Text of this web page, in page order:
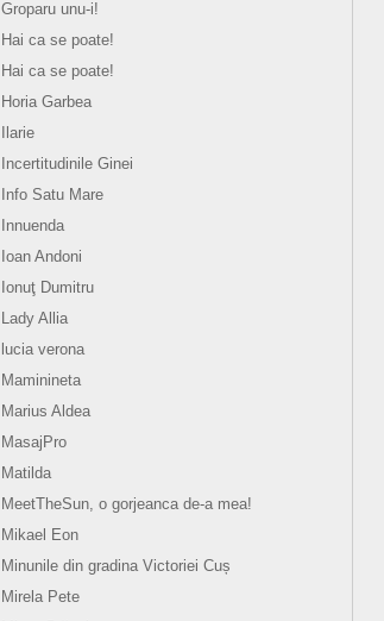
Groparu unu-i!
Hai ca se poate!
Hai ca se poate!
Horia Garbea
Ilarie
Incertitudinile Ginei
Info Satu Mare
Innuenda
Ioan Andoni
Ionuţ Dumitru
Lady Allia
lucia verona
Maminineta
Marius Aldea
MasajPro
Matilda
MeetTheSun, o gorjeanca de-a mea!
Mikael Eon
Minunile din gradina Victoriei Cuș
Mirela Pete